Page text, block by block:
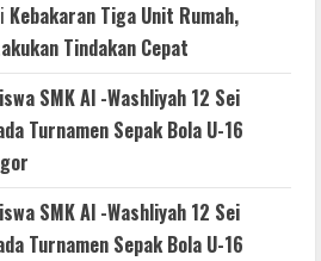
Kebakaran Tiga Unit Rumah,
Tindakan Cepat
SMK Al -Washliyah 12 Sei
Turnamen Sepak Bola U-16
SMK Al -Washliyah 12 Sei
Turnamen Sepak Bola U-16